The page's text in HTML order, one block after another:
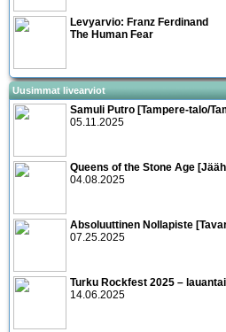
Levyarvio: Franz Ferdinand
The Human Fear
Uusimmat livearviot
Samuli Putro [Tampere-talo/
05.11.2025
Queens of the Stone Age
04.08.2025
Absoluuttinen Nollapiste
07.25.2025
Turku Rockfest 2025 –
14.06.2025